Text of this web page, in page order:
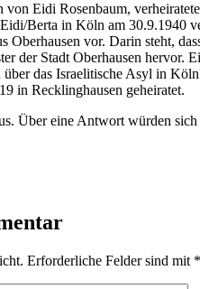
Eidi Rosenbaum,
Berta in Köln am 30.9.1940
Oberhausen vor. Darin steht,
der Stadt Oberhausen
das Israelitische Asyl in
in Recklinghausen geheiratet.
Über eine Antwort würden
Erforderliche Felder sind mit *